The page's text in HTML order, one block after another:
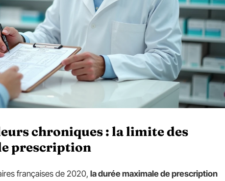
chroniques : la limite des
prescription
françaises de 2020, la durée maximale de prescription